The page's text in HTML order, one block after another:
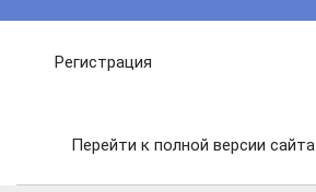
Регистрация
Перейти к полной версии сайта